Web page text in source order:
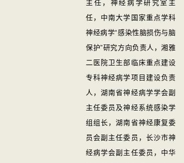
主任，神经病学研究室主
任，中南大学国家重点学科
神经病学“感染性脑损伤与脑
保护”研究方向负责人，湘雅
二医院卫生部临床重点建设
专科神经病学项目建设负责
人，湖南省神经病学学会副
主任委员及神经系统感染学
组组长，湖南省神经康复委
员会副主任委员，长沙市神
经病学会副主任委员，中华